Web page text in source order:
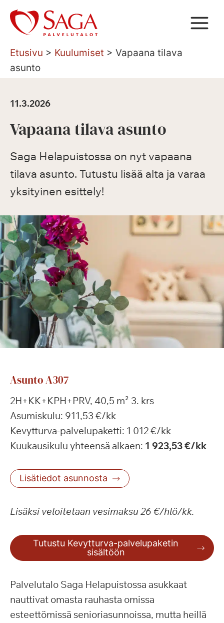
Siirry
sisältöön
Etusivu > Kuulumiset > Vapaana tilava
asunto
11.3.2026
Vapaana tilava asunto
Saga Helapuistossa on nyt vapaana
tilava asunto. Tutustu lisää alta ja varaa
yksityinen esittely!
Asunto A307
2H+KK+KPH+PRV, 40,5 m² 3. krs
Asumiskulu: 911,53 €/kk
Kevytturva-palvelupaketti: 1 012 €/kk
Kuukausikulu yhteensä alkaen: 1 923,53 €/kk
Lisätiedot asunnosta
Lisäksi veloitetaan vesimaksu 26 €/hlö/kk.
Tutustu Kevytturva-palvelupaketin
sisältöön
Palvelutalo Saga Helapuistossa asukkaat
nauttivat omasta rauhasta omissa
esteettömissä senioriasunnoissa, mutta heillä